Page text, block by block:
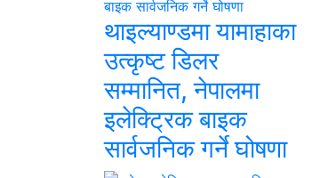
थाइल्याण्डमा यामाहाका
उत्कृष्ट डिलर
सम्मानित, नेपालमा
इलेक्ट्रिक बाइक
सार्वजनिक गर्ने घोषणा